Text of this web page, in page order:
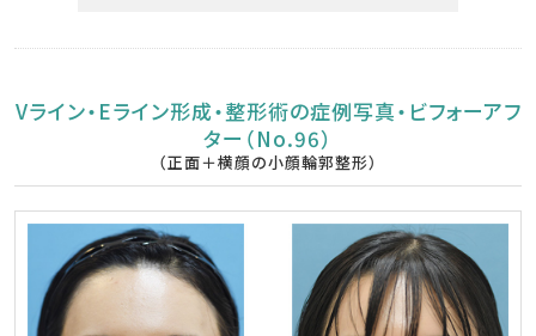
Vライン・Eライン形成・整形術の症例写真・ビフォーアフ
ター（No.96）
（正面＋横顔の小顔輪郭整形）